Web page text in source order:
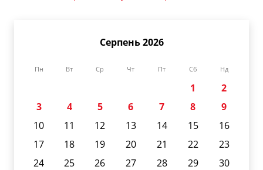
Серпень 2026
Пн Вт Ср Чт Пт Сб Нд
1
2
3
4 5 6 7 8
9
10
11 12 13 14 15
16
17
18 19 20 21 22
23
24
25 26 27 28 29
30